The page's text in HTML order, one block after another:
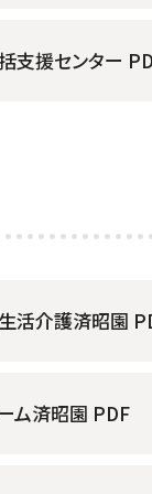
支援センター
活介護済昭園
ム済昭園 PDF